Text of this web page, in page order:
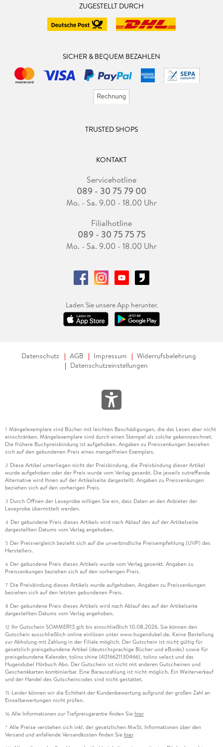
ZUGESTELLT DURCH
SICHER & BEQUEM BEZAHLEN
TRUSTED SHOPS
KONTAKT
Servicehotline
089 - 30 75 79 00
Mo. - Sa. 9.00 - 18.00 Uhr
Filialhotline
089 - 30 75 75 75
Mo. - Sa. 9.00 - 18.00 Uhr
Laden Sie unsere App herunter.
Datenschutz AGB Impressum
Widerrufsbelehrung
Datenschutzeinstellungen
1 Mängelexemplare sind Bücher mit leichten Beschädigungen, die das Lesen aber nicht
einschränken. Mängelexemplare sind durch einen Stempel als solche gekennzeichnet.
Die frühere Buchpreisbindung ist aufgehoben. Angaben zu Preissenkungen beziehen
sich auf den gebundenen Preis eines mangelfreien Exemplars.
2 Diese Artikel unterliegen nicht der Preisbindung, die Preisbindung dieser Artikel
wurde aufgehoben oder der Preis wurde vom Verlag gesenkt. Die jeweils zutreffende
Alternative wird Ihnen auf der Artikelseite dargestellt. Angaben zu Preissenkungen
beziehen sich auf den vorherigen Preis.
3 Durch Öffnen der Leseprobe willigen Sie ein, dass Daten an den Anbieter der
Leseprobe übermittelt werden.
4 Der gebundene Preis dieses Artikels wird nach Ablauf des auf der Artikelseite
dargestellten Datums vom Verlag angehoben.
5 Der Preisvergleich bezieht sich auf die unverbindliche Preisempfehlung (UVP) des
Herstellers.
6 Der gebundene Preis dieses Artikels wurde vom Verlag gesenkt. Angaben zu
Preissenkungen beziehen sich auf den vorherigen Preis.
7 Die Preisbindung dieses Artikels wurde aufgehoben. Angaben zu Preissenkungen
beziehen sich auf den letzten gebundenen Preis.
8 Der gebundene Preis dieses Artikels wird nach Ablauf des auf der Artikelseite
dargestellten Datums vom Verlag angehoben.
12 Ihr Gutschein SOMMER13 gilt bis einschließlich 10.08.2026. Sie können den
Gutschein ausschließlich online einlösen unter www.hugendubel.de. Keine Bestellung
zur Abholung mit Zahlung in der Filiale möglich. Der Gutschein ist nicht gültig für
gesetzlich preisgebundene Artikel (deutschsprachige Bücher und eBooks) sowie für
preisgebundene Kalender, tolino shine (4016621130466), tolino select und das
Hugendubel Hörbuch Abo. Der Gutschein ist nicht mit anderen Gutscheinen und
Geschenkkarten kombinierbar. Eine Barauszahlung ist nicht möglich. Ein Weiterverkauf
und der Handel des Gutscheincodes sind nicht gestattet.
15 Leider können wir die Echtheit der Kundenbewertung aufgrund der großen Zahl an
Einzelbewertungen nicht prüfen.
16 Alle Informationen zur Tiefpreisgarantie finden Sie hier
* Alle Preise verstehen sich inkl. der gesetzlichen MwSt. Informationen über den
Versand und anfallende Versandkosten finden Sie hier